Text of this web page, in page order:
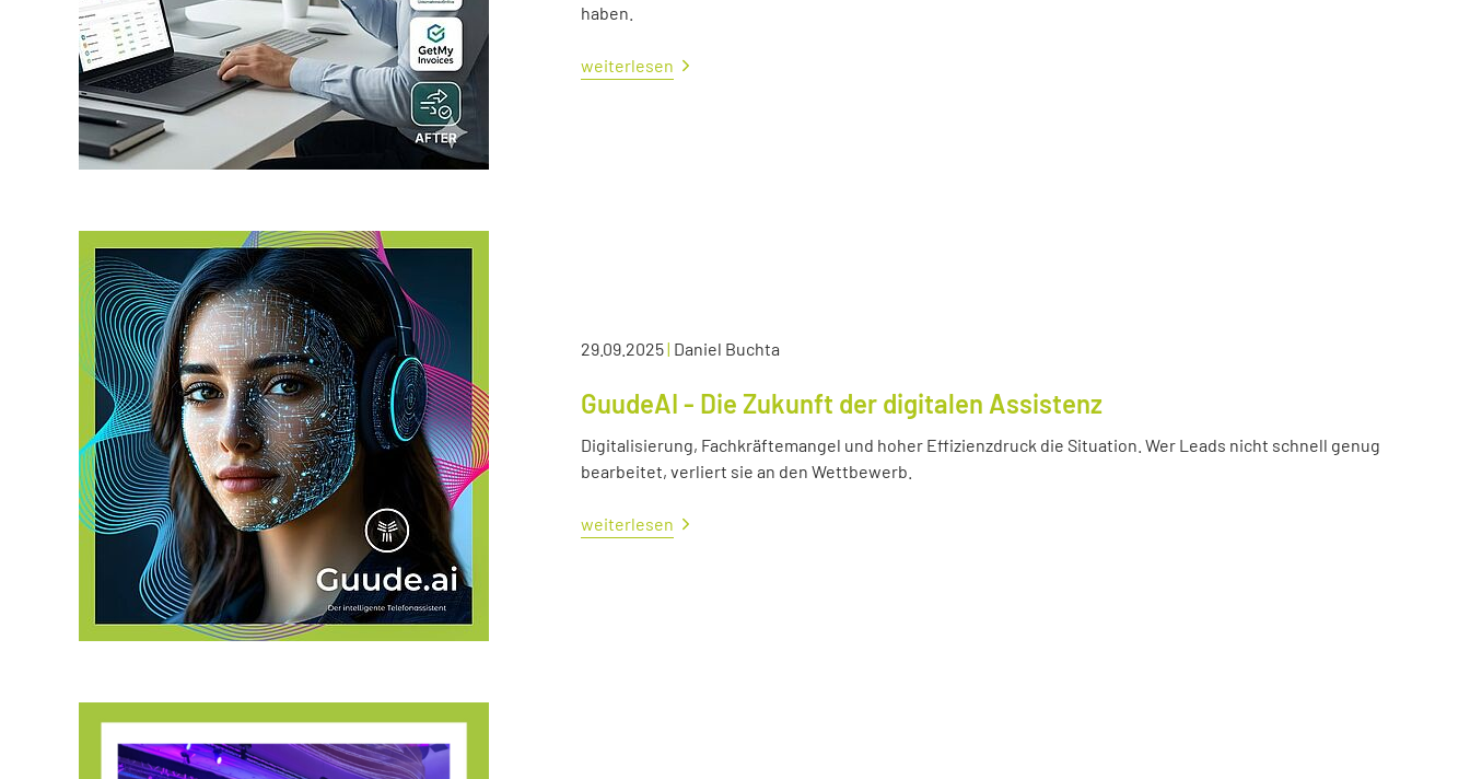
haben.
weiterlesen
29.09.2025| Daniel Buchta
GuudeAI - Die Zukunft der digitalen Assistenz
Digitalisierung, Fachkräftemangel und hoher Effizienzdruck die Situation. Wer Leads nicht schnell genug
bearbeitet, verliert sie an den Wettbewerb.
weiterlesen